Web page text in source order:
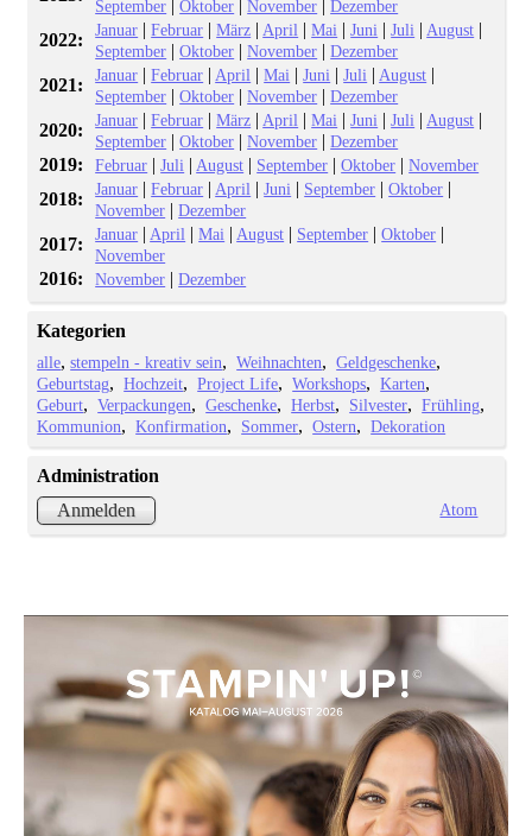
September |Oktober |November |Dezember
2022: Januar |Februar |März | April |Mai |Juni |Juli | August |
September |Oktober |November |Dezember
2021: Januar |Februar | April |Mai |Juni |Juli | August |
September |Oktober |November |Dezember
2020: Januar |Februar |März | April |Mai |Juni |Juli | August |
September |Oktober |November |Dezember
2019: Februar |Juli | August | September |Oktober |November
2018: Januar |Februar | April |Juni | September |Oktober |
November |Dezember
2017: Januar | April |Mai | August | September |Oktober |
November
2016: November |Dezember
Kategorien
alle stempeln - kreativ sein Weihnachten
Geldgeschenke
Geburtstag
Hochzeit Project Life Workshops
Karten
Geburt
Verpackungen Geschenke Herbst Silvester
Frühling
Kommunion
Konfirmation Sommer Ostern Dekoration
Administration
Anmelden
Atom